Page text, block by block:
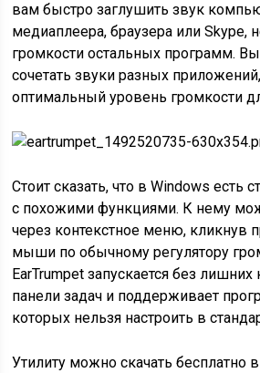
вам быстро заглушить звук
медиаплеера, браузера или Skype,
громкости остальных программ.
сочетать звуки разных
оптимальный уровень громкости
Стоит сказать, что в Windows есть
с похожими функциями. К нему
через контекстное меню, кликнув
мыши по обычному регулятору
EarTrumpet запускается без
панели задач и поддерживает
которых нельзя настроить в
Утилиту можно скачать бесплатно